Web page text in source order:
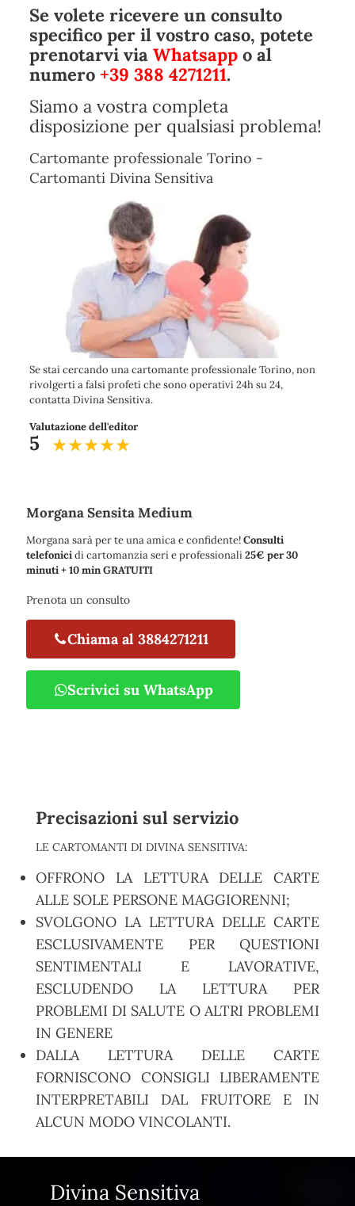
Se volete ricevere un consulto
specifico per il vostro caso, potete
prenotarvi via Whatsappo al
numero +39 388 4271211.
Siamo a vostra completa
disposizione per qualsiasi problema!
Cartomante professionale Torino -
Cartomanti Divina Sensitiva
Se stai cercando una cartomante professionale Torino, non
rivolgerti a falsi profeti che sono operativi 24h su 24,
contatta Divina Sensitiva.
Valutazione dell'editor
5
Morgana Sensita Medium
Morgana sarà per te una amica e confidente!Consulti
telefonicidi cartomanzia seri e professionali25€ per 30
minuti + 10 min GRATUITI
Prenota un consulto
Chiama al 3884271211
Scrivici su WhatsApp
Precisazioni sul servizio
LE CARTOMANTI DI DIVINA SENSITIVA:
OFFRONO LA LETTURA DELLE CARTE
ALLE SOLE PERSONE MAGGIORENNI;
SVOLGONO LA LETTURA DELLE CARTE
ESCLUSIVAMENTE PER QUESTIONI
SENTIMENTALI E LAVORATIVE,
ESCLUDENDO LA LETTURA PER
PROBLEMI DI SALUTE O ALTRI PROBLEMI
IN GENERE
DALLA LETTURA DELLE CARTE
FORNISCONO CONSIGLI LIBERAMENTE
INTERPRETABILI DAL FRUITORE E IN
ALCUN MODO VINCOLANTI.
Divina Sensitiva